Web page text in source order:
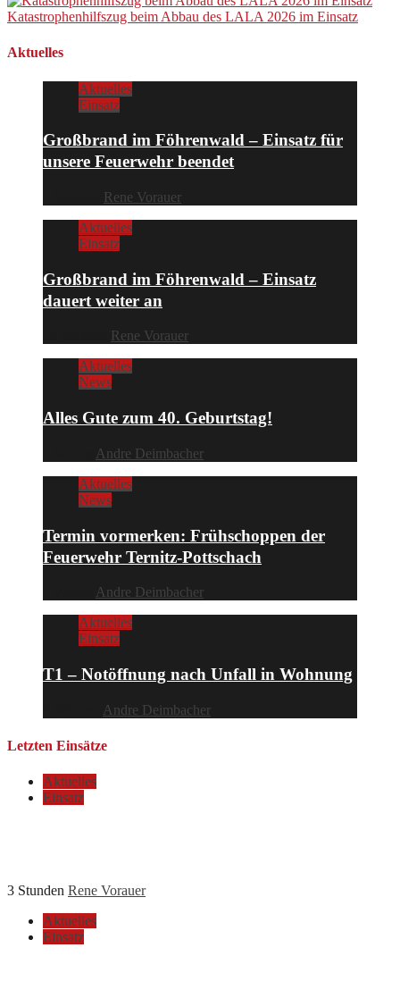
Katastrophenhilfszug beim Abbau des LALA 2026 im Einsatz
Aktuelles
Aktuelles
Einsatz
Großbrand im Föhrenwald – Einsatz für
unsere Feuerwehr beendet
Rene Vorauer
Aktuelles
Einsatz
Großbrand im Föhrenwald – Einsatz
dauert weiter an
Rene Vorauer
Aktuelles
News
Alles Gute zum 40. Geburtstag!
Andre Deimbacher
Aktuelles
News
Termin vormerken: Frühschoppen der
Feuerwehr Ternitz-Pottschach
Andre Deimbacher
Aktuelles
Einsatz
T1 – Notöffnung nach Unfall in Wohnung
Andre Deimbacher
Letzten Einsätze
Aktuelles
Einsatz
3 Stunden Rene Vorauer
Aktuelles
Einsatz